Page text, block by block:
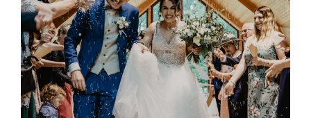
JULLIE
SPECIALE
DAG